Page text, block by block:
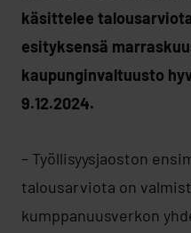
käsittelee
esityksensä
kaupunginvaltuusto
9.12.2024.
– Työllisyysjaoston
talousarviota on
kumppanuusverkon